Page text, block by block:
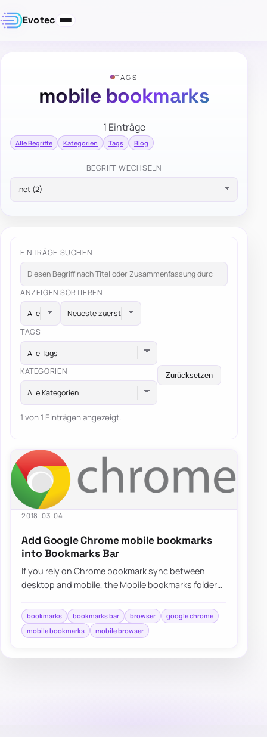
Evotec
TAGS
mobile bookmarks
1 Einträge
Alle Begriffe Kategorien Tags Blog
BEGRIFF WECHSELN
EINTRÄGE SUCHEN
ANZEIGEN SORTIEREN
TAGS
Alle Tags
KATEGORIEN
Alle Kategorien
Zurücksetzen
1 von 1 Einträgen angezeigt.
2018-03-04
Add Google Chrome mobile bookmarks
into Bookmarks Bar
If you rely on Chrome bookmark sync between
desktop and mobile, the Mobile bookmarks folder
bookmarks bookmarks bar browser
google chrome
mobile bookmarks
mobile browser